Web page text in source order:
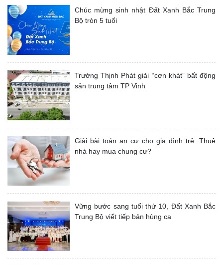
Chúc mừng sinh nhật Đất Xanh Bắc Trung
Bộ tròn 5 tuổi
Trường Thịnh Phát giải “cơn khát” bất động
sản trung tâm TP Vinh
Giải bài toán an cư cho gia đình trẻ: Thuê
nhà hay mua chung cư?
Vững bước sang tuổi thứ 10, Đất Xanh Bắc
Trung Bộ viết tiếp bản hùng ca